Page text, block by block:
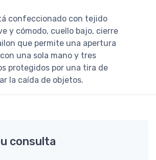
confeccionado con tejido
y cómodo, cuello bajo, cierre
que permite una apertura
una sola mano y tres
protegidos por una tira de
la caída de objetos.
consulta